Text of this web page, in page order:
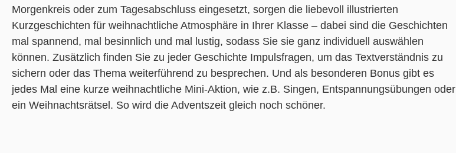
Morgenkreis oder zum Tagesabschluss eingesetzt, sorgen die liebevoll illustrierten
Kurzgeschichten für weihnachtliche Atmosphäre in Ihrer Klasse – dabei sind die Geschichten
mal spannend, mal besinnlich und mal lustig, sodass Sie sie ganz individuell auswählen
können. Zusätzlich finden Sie zu jeder Geschichte Impulsfragen, um das Textverständnis zu
sichern oder das Thema weiterführend zu besprechen. Und als besonderen Bonus gibt es
jedes Mal eine kurze weihnachtliche Mini-Aktion, wie z.B. Singen, Entspannungsübungen oder
ein Weihnachtsrätsel. So wird die Adventszeit gleich noch schöner.